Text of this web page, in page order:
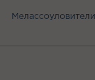
Мелассоуловители